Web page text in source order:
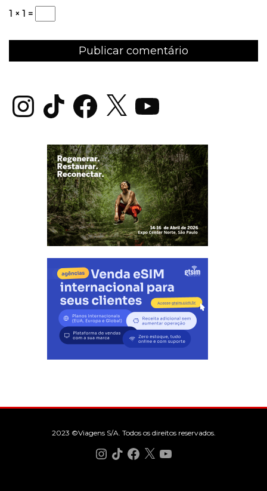
1 × 1 =
InstagramTikTok Facebook
X YouTube
2023 ©Viagens S/A. Todos os direitos reservados.
Instagram
TikTokFacebook
X YouTube